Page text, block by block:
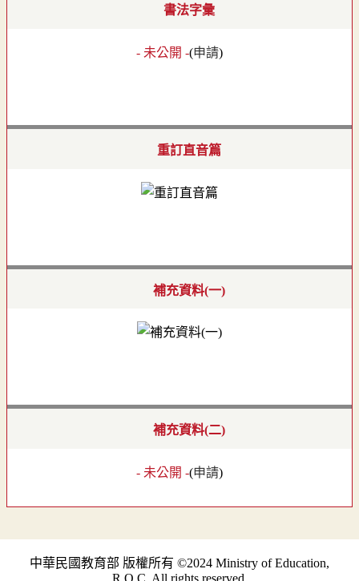
書法字彙
- 未公開 -(申請)
重訂直音篇
補充資料(一)
補充資料(二)
- 未公開 -(申請)
中華民國教育部 版權所有 ©2024 Ministry of Education,
R.O.C. All rights reserved.